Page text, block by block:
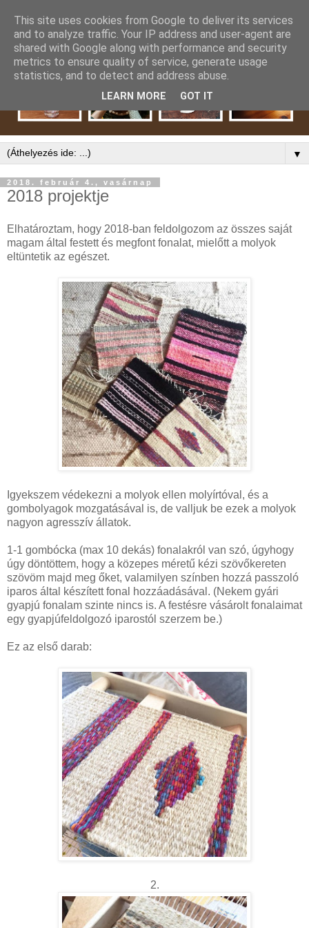
▼
2018. február 4., vasárnap
2018 projektje
Elhatároztam, hogy 2018-ban feldolgozom az összes saját
magam által festett és megfont fonalat, mielőtt a molyok
eltüntetik az egészet.
Igyekszem védekezni a molyok ellen molyírtóval, és a
gombolyagok mozgatásával is, de valljuk be ezek a molyok
nagyon agresszív állatok.
1-1 gombócka (max 10 dekás) fonalakról van szó, úgyhogy
úgy döntöttem, hogy a közepes méretű kézi szövőkereten
szövöm majd meg őket, valamilyen színben hozzá passzoló
iparos által készített fonal hozzáadásával. (Nekem gyári
gyapjú fonalam szinte nincs is. A festésre vásárolt fonalaimat
egy gyapjúfeldolgozó iparostól szerzem be.)
Ez az első darab:
2.
This site uses cookies from Google to deliver its services
and to analyze traffic. Your IP address and user-agent are
shared with Google along with performance and security
metrics to ensure quality of service, generate usage
statistics, and to detect and address abuse.
LEARN MORE GOT IT